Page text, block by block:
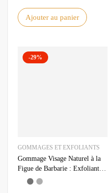
Ajouter au panier
-29%
GOMMAGES ET EXFOLIANTS
Gommage Visage Naturel à la
Figue de Barbarie : Exfoliant
Bio pour une Peau Éclatante